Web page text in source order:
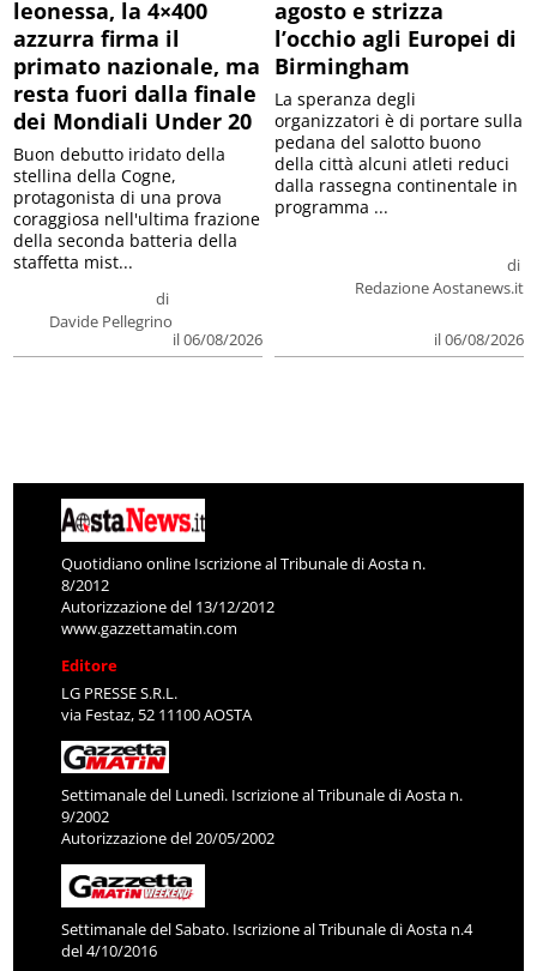
leonessa, la 4×400
azzurra firma il
primato nazionale, ma
resta fuori dalla finale
dei Mondiali Under 20
di
Davide Pellegrino
il 06/08/2026
Buon debutto iridato della
stellina della Cogne,
protagonista di una prova
coraggiosa nell'ultima frazione
della seconda batteria della
staffetta mist...
agosto e strizza
l’occhio agli Europei di
Birmingham
di
Redazione Aostanews.it
il 06/08/2026
La speranza degli
organizzatori è di portare sulla
pedana del salotto buono
della città alcuni atleti reduci
dalla rassegna continentale in
programma ...
Quotidiano online Iscrizione al Tribunale di Aosta n.
8/2012
Autorizzazione del 13/12/2012
www.gazzettamatin.com
Editore
LG PRESSE S.R.L.
via Festaz, 52 11100 AOSTA
Settimanale del Lunedì. Iscrizione al Tribunale di Aosta n.
9/2002
Autorizzazione del 20/05/2002
Settimanale del Sabato. Iscrizione al Tribunale di Aosta n.4
del 4/10/2016